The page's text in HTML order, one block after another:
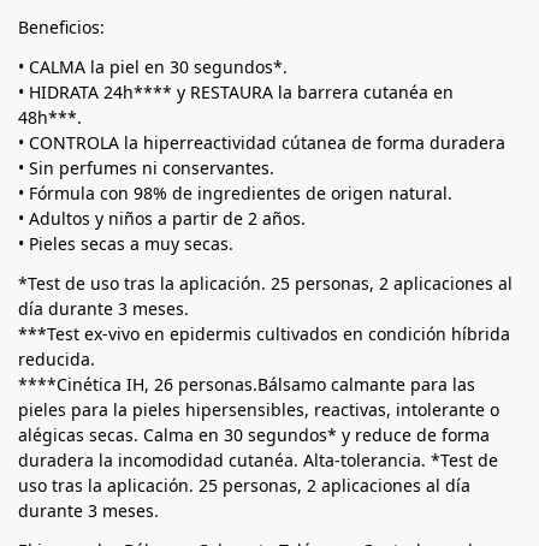
Beneficios:
• CALMA la piel en 30 segundos*.
• HIDRATA 24h**** y RESTAURA la barrera cutanéa en
48h***.
• CONTROLA la hiperreactividad cútanea de forma duradera
• Sin perfumes ni conservantes.
• Fórmula con 98% de ingredientes de origen natural.
• Adultos y niños a partir de 2 años.
• Pieles secas a muy secas.
*Test de uso tras la aplicación. 25 personas, 2 aplicaciones al
día durante 3 meses.
***Test ex-vivo en epidermis cultivados en condición híbrida
reducida.
****Cinética IH, 26 personas.Bálsamo calmante para las
pieles para la pieles hipersensibles, reactivas, intolerante o
alégicas secas. Calma en 30 segundos* y reduce de forma
duradera la incomodidad cutanéa. Alta-tolerancia. *Test de
uso tras la aplicación. 25 personas, 2 aplicaciones al día
durante 3 meses.